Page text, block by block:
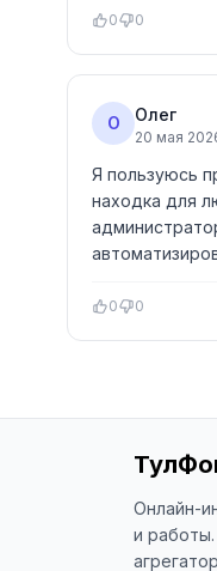
0 0
О Олег
20 мая
Я пользуюсь
находка для
0 0
Онлайн-
и работы.